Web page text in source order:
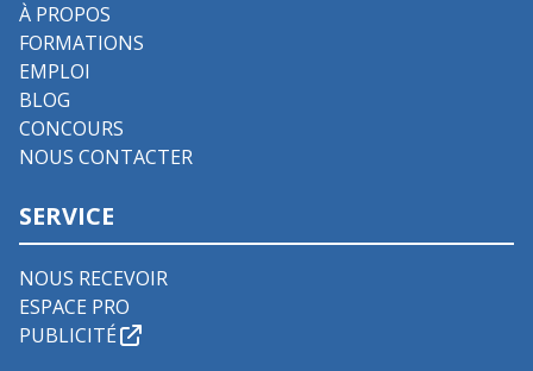
À PROPOS
FORMATIONS
EMPLOI
BLOG
CONCOURS
NOUS CONTACTER
SERVICE
NOUS RECEVOIR
ESPACE PRO
PUBLICITÉ